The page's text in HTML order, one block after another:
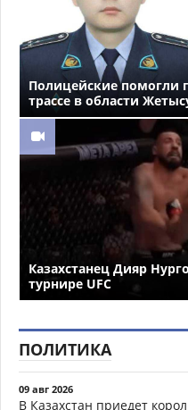
Полицейские помогли
трассе в области
Казахстанец Дияр
турнире UFC
ПОЛИТИКА
09 авг 2026
В Казахстан приедет